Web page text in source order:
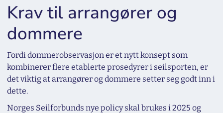
Krav til arrangører og
dommere
Fordi dommerobservasjon er et nytt konsept som
kombinerer flere etablerte prosedyrer i seilsporten, er
det viktig at arrangører og dommere setter seg godt inn i
dette.
Norges Seilforbunds nye policy skal brukes i 2025 og